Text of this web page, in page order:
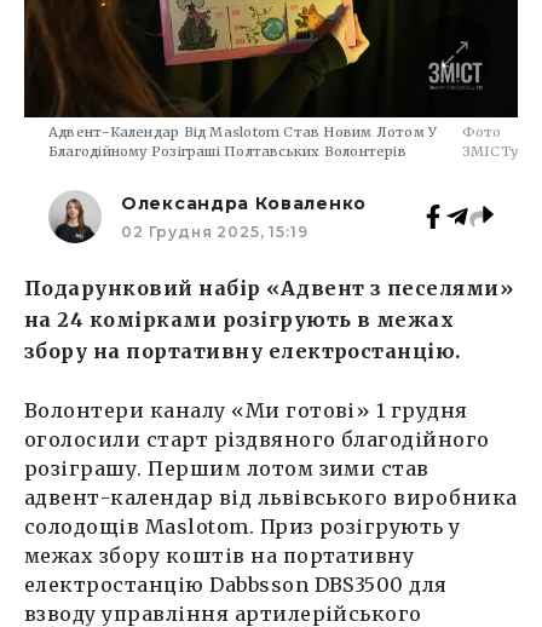
Адвент-Календар Від Maslotom Став Новим Лотом У
Благодійному Розіграші Полтавських Волонтерів
Фото
ЗМІСТу
Олександра Коваленко
02 Грудня 2025, 15:19
Подарунковий набір «Адвент з песелями»
на 24 комірками розігрують в межах
збору на портативну електростанцію.
Волонтери каналу «Ми готові» 1 грудня
оголосили старт різдвяного благодійного
розіграшу. Першим лотом зими став
адвент-календар від львівського виробника
солодощів Maslotom. Приз розігрують у
межах збору коштів на портативну
електростанцію Dabbsson DBS3500 для
взводу управління артилерійського